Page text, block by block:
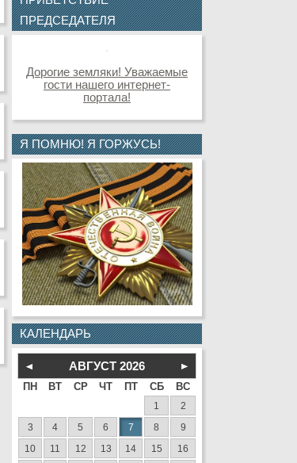
ПРЕДСЕДАТЕЛЯ
Дорогие земляки! Уважаемые
гости нашего интернет-
портала!
Я ПОМНЮ! Я ГОРЖУСЬ!
КАЛЕНДАРЬ
АВГУСТ 2026
ПН ВТ СР ЧТ ПТ СБ ВС
1 2
3 4 5 6 7 8 9
10 11 12 13 14 15 16